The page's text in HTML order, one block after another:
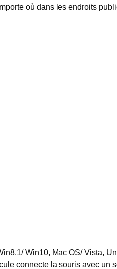
où dans les endroits
Win10, Mac OS/ Vista,
connecte la souris avec un